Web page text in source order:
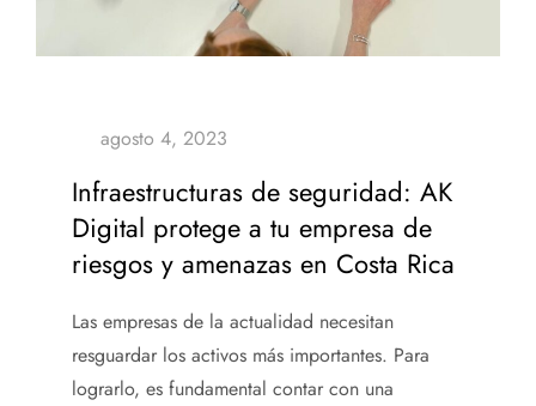
Infraestructuras de seguridad: AK
Digital protege a tu empresa de
riesgos y amenazas en Costa Rica
Las empresas de la actualidad necesitan
resguardar los activos más importantes. Para
lograrlo, es fundamental contar con una